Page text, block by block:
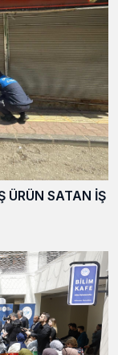
ÜRÜN SATAN İŞ